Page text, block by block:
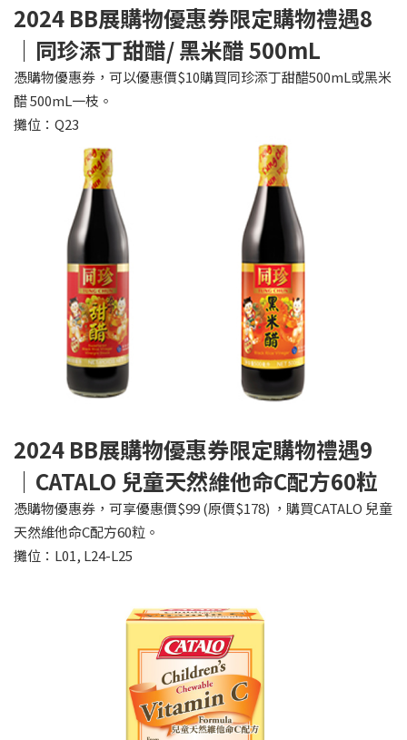
2024 BB展購物優惠券限定購物禮遇8
｜同珍添丁甜醋/ 黑米醋 500mL
憑購物優惠券，可以優惠價$10購買同珍添丁甜醋500mL或黑米
醋 500mL一枝。
攤位：Q23
2024 BB展購物優惠券限定購物禮遇9
｜CATALO 兒童天然維他命C配方60粒
憑購物優惠券，可享優惠價$99 (原價$178) ，購買CATALO 兒童
天然維他命C配方60粒。
攤位：L01, L24-L25